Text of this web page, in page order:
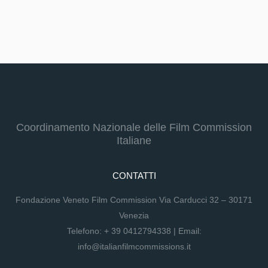
Coordinamento Nazionale delle Film Commission
Italiane
CONTATTI
Fondazione Veneto Film Commission Via Carducci 32 – 30171
Venezia
Telefono: + 39 0412794338 | Email:
info@italianfilmcommissions.it